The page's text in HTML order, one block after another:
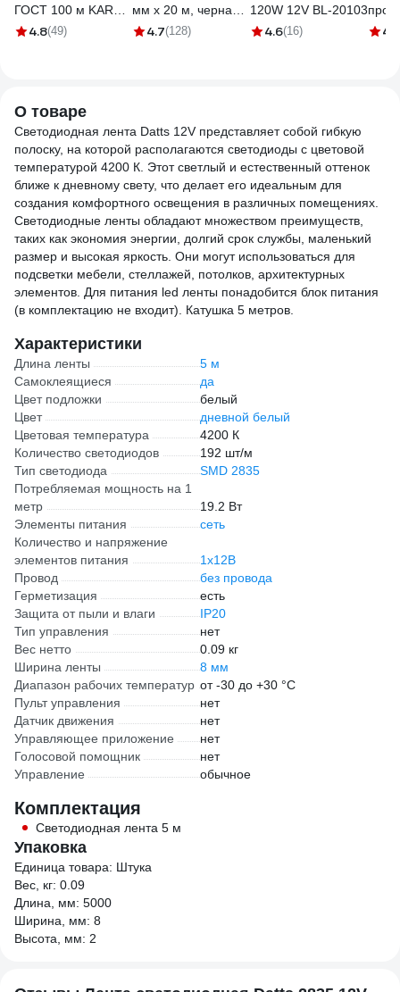
ГОСТ 100 м KARS-
51178
4.8(49)
мм х 20 м, черная
GT-0-3
4.7(128)
120W 12V BL-20103
4.6(16) 4.8
О товаре
Светодиодная лента Datts 12V представляет собой гибкую
полоску, на которой располагаются светодиоды с цветовой
температурой 4200 К. Этот светлый и естественный оттенок
ближе к дневному свету, что делает его идеальным для
создания комфортного освещения в различных помещениях.
Светодиодные ленты обладают множеством преимуществ,
таких как экономия энергии, долгий срок службы, маленький
размер и высокая яркость. Они могут использоваться для
подсветки мебели, стеллажей, потолков, архитектурных
элементов. Для питания led ленты понадобится блок питания
(в комплектацию не входит). Катушка 5 метров.
Характеристики
Длина ленты
5 м
Самоклеящиеся
да
Цвет подложки
белый
Цвет
дневной белый
Цветовая температура
4200 К
Количество светодиодов
192 шт/м
Тип светодиода
SMD 2835
Потребляемая мощность на 1
метр
19.2 Вт
Элементы питания
сеть
Количество и напряжение
элементов питания
1х12В
Провод
без провода
Герметизация
есть
Защита от пыли и влаги
IP20
Тип управления
нет
Вес нетто
0.09 кг
Ширина ленты
8 мм
Диапазон рабочих температур от -30 до +30 °С
Пульт управления
нет
Датчик движения
нет
Управляющее приложение
нет
Голосовой помощник
нет
Управление
обычное
Комплектация
Светодиодная лента 5 м
Упаковка
Единица товара: Штука
Вес, кг: 0.09
Длина, мм: 5000
Ширина, мм: 8
Высота, мм: 2